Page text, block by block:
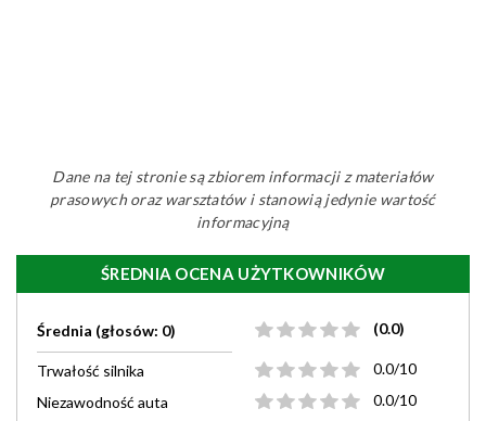
Dane na tej stronie są zbiorem informacji z materiałów
prasowych oraz warsztatów i stanowią jedynie wartość
informacyjną
ŚREDNIA OCENA UŻYTKOWNIKÓW
Średnia (głosów: 0) (0.0)
Trwałość silnika
0.0/10
Niezawodność auta
0.0/10